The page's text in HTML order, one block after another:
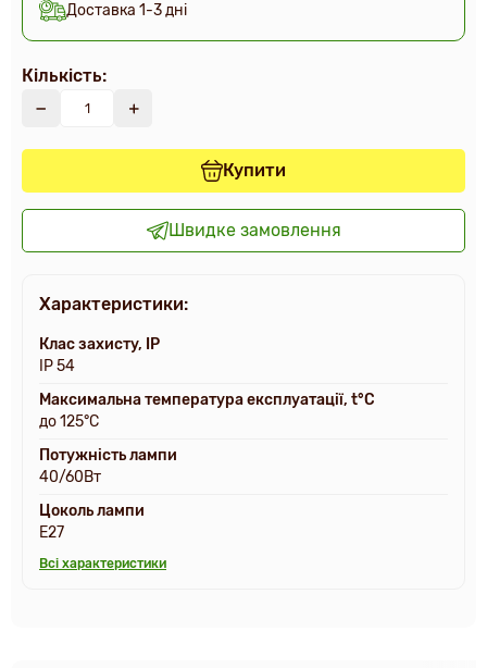
Доставка 1-3 дні
Кількість:
Купити
Швидке замовлення
Характеристики:
Клас захисту, IP
IP 54
Максимальна температура експлуатації, t°С
до 125°С
Потужність лампи
40/60Вт
Цоколь лампи
E27
Всі характеристики